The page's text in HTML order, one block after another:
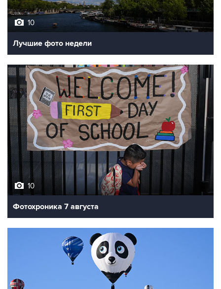
10
Лучшие фото недели
10
Фотохроника 7 августа